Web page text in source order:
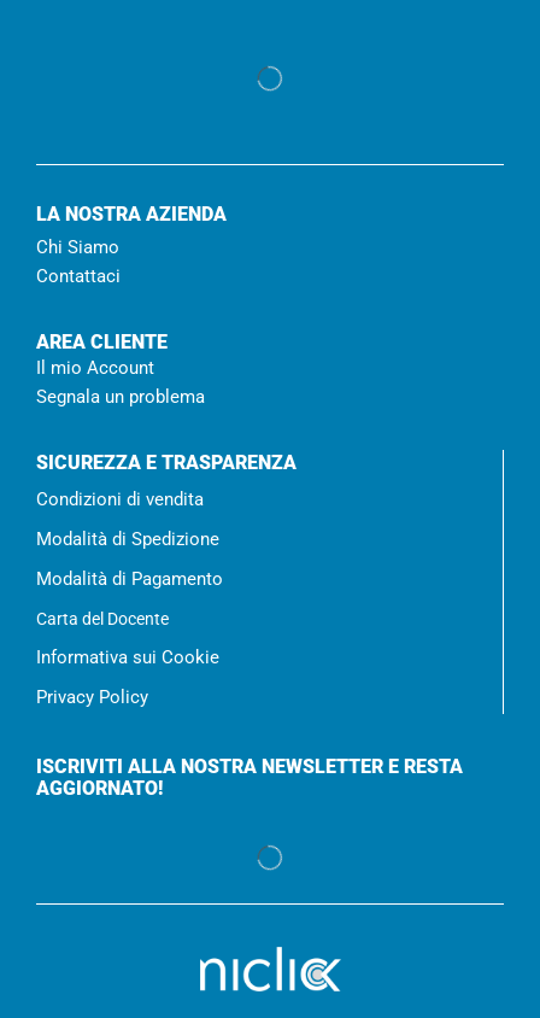
LA NOSTRA AZIENDA
Chi Siamo
Contattaci
AREA CLIENTE
Il mio Account
Segnala un problema
SICUREZZA E TRASPARENZA
Condizioni di vendita
Modalità di Spedizione
Modalità di Pagamento
Carta del Docente
Informativa sui Cookie
Privacy Policy
ISCRIVITI ALLA NOSTRA NEWSLETTER E RESTA
AGGIORNATO!